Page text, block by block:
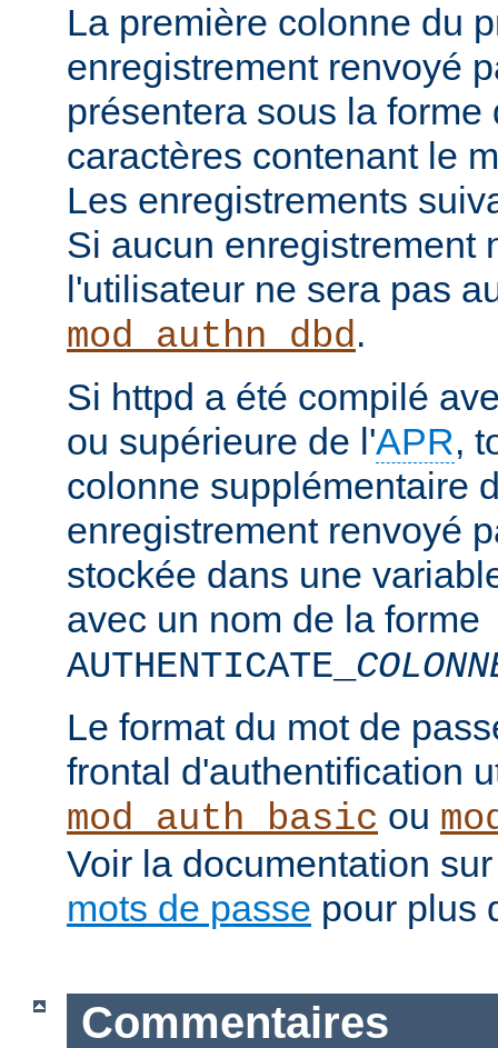
La première colonne du
enregistrement renvoyé
présentera sous la
caractères contenant le
Les enregistrements
Si aucun enregistrement
l'utilisateur ne sera pas
mod_authn_dbd.
Si httpd a été compilé
ou supérieure de l'APR,
colonne supplémentaire
enregistrement renvoyé
stockée dans une
avec un nom de la forme
AUTHENTICATE_
Le format du mot de
frontal d'authentification
mod_auth_basic ou
Voir la documentation
mots de passe pour plus
Commentaires